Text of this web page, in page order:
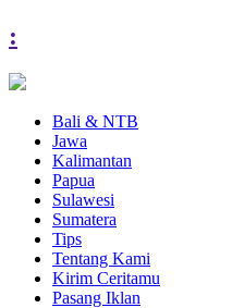
:
Bali & NTB
Jawa
Kalimantan
Papua
Sulawesi
Sumatera
Tips
Tentang Kami
Kirim Ceritamu
Pasang Iklan